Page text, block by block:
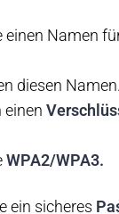
einen Namen
diesen Namen.
einen
WPA2/WPA3.
ein sicheres